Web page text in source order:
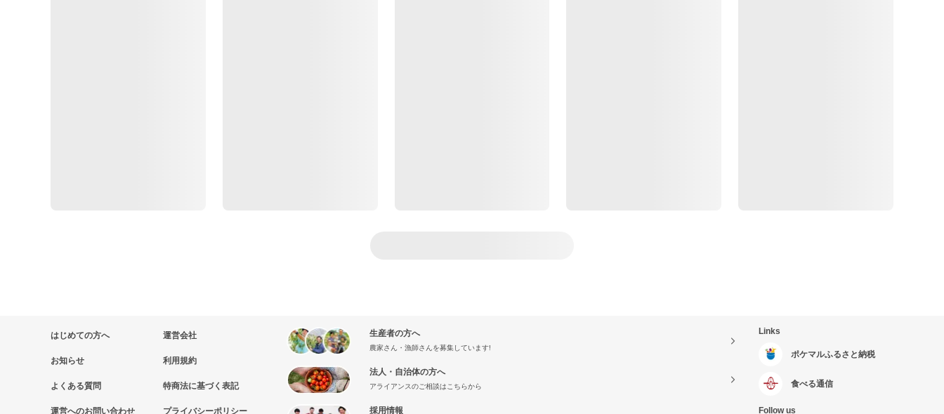
はじめての方へ
お知らせ
よくある質問
運営へのお問い合わせ
運営会社
利用規約
特商法に基づく表記
プライバシーポリシー
生産者の方へ
農家さん・漁師さんを募集しています!
法人・自治体の方へ
アライアンスのご相談はこちらから
採用情報
Links
ポケマルふるさと納税
食べる通信
Follow us